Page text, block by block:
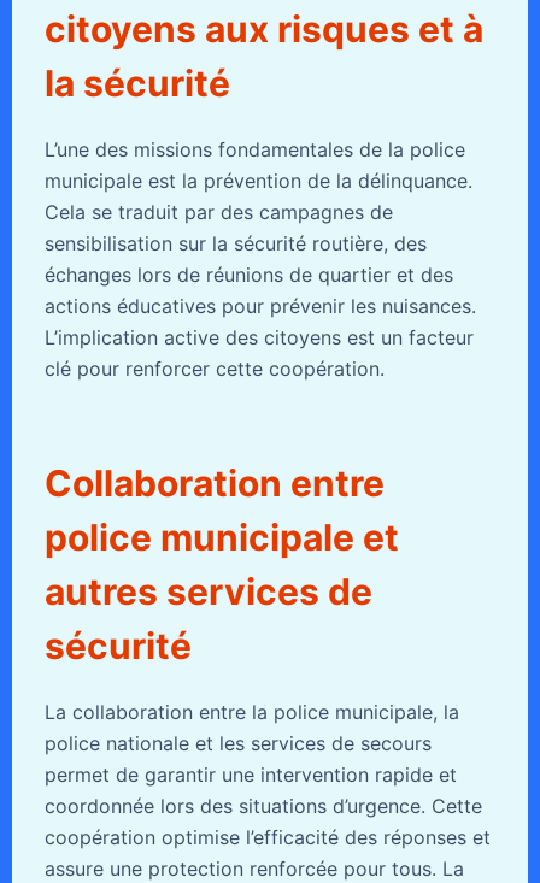
citoyens aux risques et à
la sécurité
L’une des missions fondamentales de la police
municipale est la prévention de la délinquance.
Cela se traduit par des campagnes de
sensibilisation sur la sécurité routière, des
échanges lors de réunions de quartier et des
actions éducatives pour prévenir les nuisances.
L’implication active des citoyens est un facteur
clé pour renforcer cette coopération.
Collaboration entre
police municipale et
autres services de
sécurité
La collaboration entre la police municipale, la
police nationale et les services de secours
permet de garantir une intervention rapide et
coordonnée lors des situations d’urgence. Cette
coopération optimise l’efficacité des réponses et
assure une protection renforcée pour tous. La